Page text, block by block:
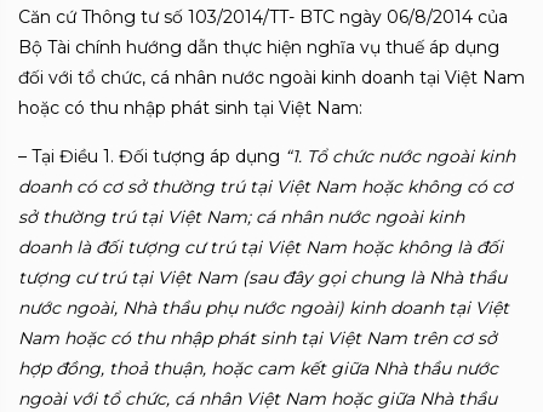
Căn cứ Thông tư số 103/2014/TT- BTC ngày 06/8/2014 của
Bộ Tài chính hướng dẫn thực hiện nghĩa vụ thuế áp dụng
đối với tổ chức, cá nhân nước ngoài kinh doanh tại Việt Nam
hoặc có thu nhập phát sinh tại Việt Nam:
– Tại Điều 1. Đối tượng áp dụng “1. Tổ chức nước ngoài kinh
doanh có cơ sở thường trú tại Việt Nam hoặc không có cơ
sở thường trú tại Việt Nam; cá nhân nước ngoài kinh
doanh là đối tượng cư trú tại Việt Nam hoặc không là đối
tượng cư trú tại Việt Nam (sau đây gọi chung là Nhà thầu
nước ngoài, Nhà thầu phụ nước ngoài) kinh doanh tại Việt
Nam hoặc có thu nhập phát sinh tại Việt Nam trên cơ sở
hợp đồng, thoả thuận, hoặc cam kết giữa Nhà thầu nước
ngoài với tổ chức, cá nhân Việt Nam hoặc giữa Nhà thầu